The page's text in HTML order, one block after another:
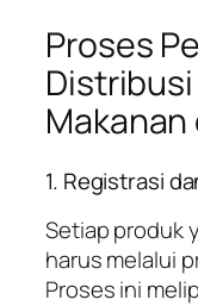
Proses
Makanan
1. Registrasi
Setiap produk
harus melalui
Proses ini